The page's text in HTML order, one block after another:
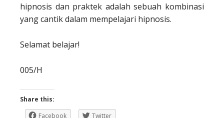
hipnosis dan praktek adalah sebuah kombinasi
yang cantik dalam mempelajari hipnosis.
Selamat belajar!
005/H
Share this:
Facebook
Twitter